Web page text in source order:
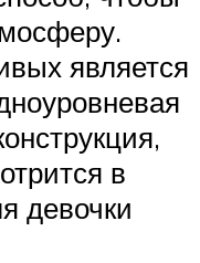
является
в
девочки